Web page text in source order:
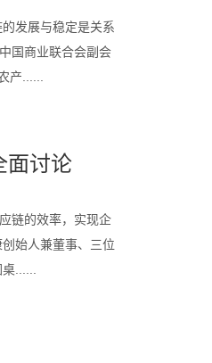
发展与稳定是关系
国商业联合会副会
产......
面讨论
链的效率，实现企
始人兼董事、三位
......